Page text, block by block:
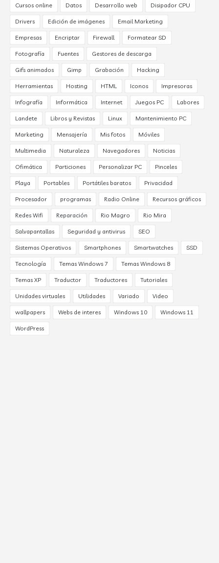
Cursos online Datos Desarrollo web Disipador CPU
Drivers Edición de imágenes Email Marketing
Empresas Encriptar Firewall Formatear SD
Fotografía Fuentes Gestores de descarga
Gifs animados Gimp Grabación Hacking
Herramientas Hosting HTML Iconos Impresoras
Infografía Informática Internet Juegos PC Labores
Landete Libros y Revistas Linux Mantenimiento PC
Marketing Mensajería Mis fotos Móviles
Multimedia Naturaleza Navegadores Noticias
Ofimática Particiones Personalizar PC Pinceles
Playa Portables Portátiles baratos Privacidad
Procesador programas Radio Online Recursos gráficos
Redes Wifi Reparación Rio Magro Rio Mira
Salvapantallas Seguridad y antivirus SEO
Sistemas Operativos Smartphones Smartwatches SSD
Tecnología Temas Windows 7 Temas Windows 8
Temas XP Traductor Traductores Tutoriales
Unidades virtuales Utilidades Variado Video
wallpapers Webs de interes Windows 10 Windows 11
WordPress